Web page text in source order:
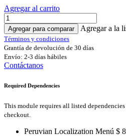
Agregar al carrito
Agregar para comparar Agregar a la
Términos y condiciones
Grantía de devolución de 30 días
Envío: 2-3 días hábiles
Contáctanos
Required Dependencies
This module requires all listed dependencies to work correctly. When you add it to your cart, dependencies are included automatically. If you already own any of these
checkout.
Peruvian Localization Menú $